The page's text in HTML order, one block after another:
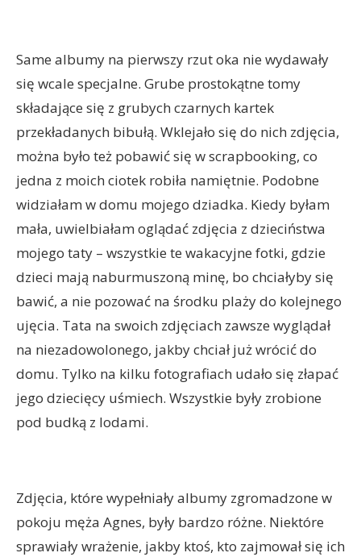
Same albumy na pierwszy rzut oka nie wydawały
się wcale specjalne. Grube prostokątne tomy
składające się z grubych czarnych kartek
przekładanych bibułą. Wklejało się do nich zdjęcia,
można było też pobawić się w scrapbooking, co
jedna z moich ciotek robiła namiętnie. Podobne
widziałam w domu mojego dziadka. Kiedy byłam
mała, uwielbiałam oglądać zdjęcia z dzieciństwa
mojego taty – wszystkie te wakacyjne fotki, gdzie
dzieci mają naburmuszoną minę, bo chciałyby się
bawić, a nie pozować na środku plaży do kolejnego
ujęcia. Tata na swoich zdjęciach zawsze wyglądał
na niezadowolonego, jakby chciał już wrócić do
domu. Tylko na kilku fotografiach udało się złapać
jego dziecięcy uśmiech. Wszystkie były zrobione
pod budką z lodami.
Zdjęcia, które wypełniały albumy zgromadzone w
pokoju męża Agnes, były bardzo różne. Niektóre
sprawiały wrażenie, jakby ktoś, kto zajmował się ich